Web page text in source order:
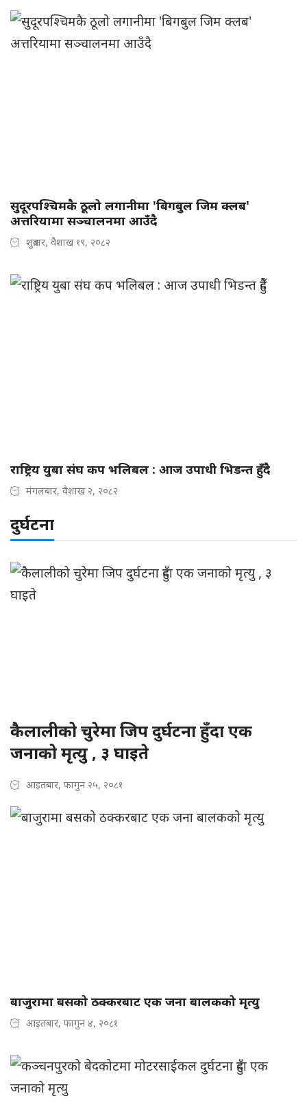
सुदूरपश्चिमकै ठूलो लगानीमा 'बिगबुल जिम क्लब'
अत्तरियामा सञ्चालनमा आउँदै
शुक्रबार, वैशाख १९, २०८२
राष्ट्रिय युबा संघ कप भलिबल : आज उपाधी भिडन्त हुँदै
मंगलबार, वैशाख २, २०८२
दुर्घटना
कैलालीको चुरेमा जिप दुर्घटना हुँदा एक
जनाको मृत्यु , ३ घाइते
आइतबार, फागुन २५, २०८१
बाजुरामा बसको ठक्करबाट एक जना बालकको मृत्यु
आइतबार, फागुन ४, २०८१